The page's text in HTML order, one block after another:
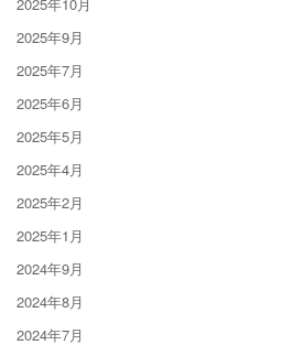
2025年9月
2025年7月
2025年6月
2025年5月
2025年4月
2025年2月
2025年1月
2024年9月
2024年8月
2024年7月